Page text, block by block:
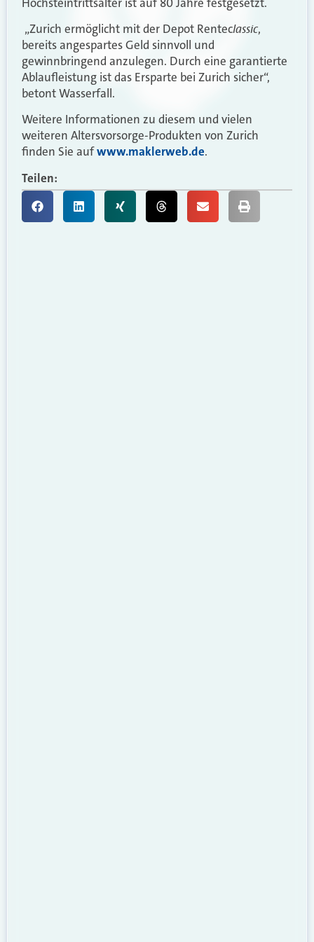
„Zurich ermöglicht mit der Depot Renteclassic,
bereits angespartes Geld sinnvoll und
gewinnbringend anzulegen. Durch eine garantierte
Ablaufleistung ist das Ersparte bei Zurich sicher“,
betont Wasserfall.
Weitere Informationen zu diesem und vielen
weiteren Altersvorsorge-Produkten von Zurich
finden Sie aufwww.maklerweb.de.
Teilen: